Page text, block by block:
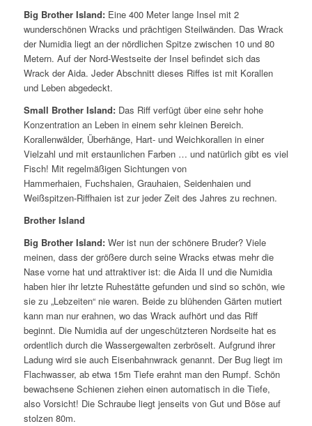
Big Brother Island:Eine 400 Meter lange Insel mit 2
wunderschönen Wracks und prächtigen Steilwänden. Das Wrack
der Numidia liegt an der nördlichen Spitze zwischen 10 und 80
Metern. Auf der Nord-Westseite der Insel befindet sich das
Wrack der Aida. Jeder Abschnitt dieses Riffes ist mit Korallen
und Leben abgedeckt.
Small Brother Island:Das Riff verfügt über eine sehr hohe
Konzentration an Leben in einem sehr kleinen Bereich.
Korallenwälder, Überhänge, Hart- und Weichkorallen in einer
Vielzahl und mit erstaunlichen Farben … und natürlich gibt es viel
Fisch! Mit regelmäßigen Sichtungen von
Hammerhaien, Fuchshaien, Grauhaien, Seidenhaien und
Weißspitzen-Riffhaien ist zur jeder Zeit des Jahres zu rechnen.
Brother Island
Big Brother Island:Wer ist nun der schönere Bruder? Viele
meinen, dass der größere durch seine Wracks etwas mehr die
Nase vorne hat und attraktiver ist: die Aida II und die Numidia
haben hier ihr letzte Ruhestätte gefunden und sind so schön, wie
sie zu „Lebzeiten“ nie waren. Beide zu blühenden Gärten mutiert
kann man nur erahnen, wo das Wrack aufhört und das Riff
beginnt. Die Numidia auf der ungeschützteren Nordseite hat es
ordentlich durch die Wassergewalten zerbröselt. Aufgrund ihrer
Ladung wird sie auch Eisenbahnwrack genannt. Der Bug liegt im
Flachwasser, ab etwa 15m Tiefe erahnt man den Rumpf. Schön
bewachsene Schienen ziehen einen automatisch in die Tiefe,
also Vorsicht! Die Schraube liegt jenseits von Gut und Böse auf
stolzen 80m.